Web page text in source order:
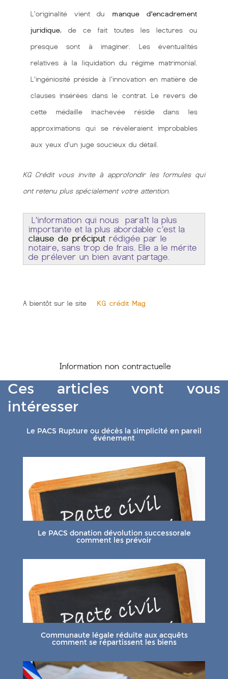
L'originalité vient du manque d'encadrement
juridique, de ce fait toutes les lectures ou
presque sont à imaginer. Les éventualités
relatives à la liquidation du régime matrimonial.
L'ingéniosité préside à l'innovation en matière de
clauses insérées dans le contrat. Le revers de
cette médaille inachevée réside dans les
approximations qui se révèleraient improbables
aux yeux d'un juge soucieux du détail.
KG Crédit vous invite à approfondir les formules qui
ont retenu plus spécialement votre attention.
L’information qui nous paraît la plus
importante et la plus abordable c’est la
clause de préciput rédigée par le
notaire, sans trop de frais. Elle a le mérite
de prélever un bien avant partage.
A bientôt sur le site KG crédit Mag
Ces articles vont vous
intéresser
Le PACS Rupture ou décès la simplicité en pareil
événement
Le PACS donation dévolution successorale
comment les prévoir
Communaute légale réduite aux acquêts
comment se répartissent les biens